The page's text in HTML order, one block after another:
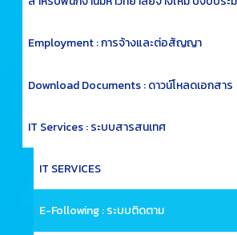
Employment : การจ้างและต่อสัญญา
Download Documents : ดาวน์โหลดเอกสาร
IT Services : ระบบสารสนเทศ
IT SERVICES
E-Following : ระบบติดตาม